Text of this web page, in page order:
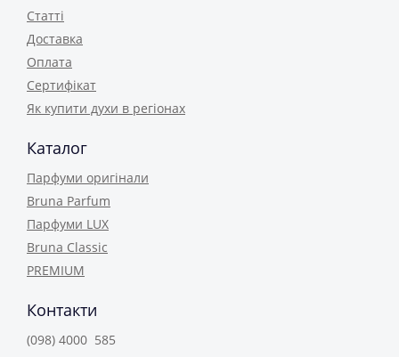
Статті
Доставка
Оплата
Сертифікат
Як купити духи в регіонах
Каталог
Парфуми оригінали
Bruna Parfum
Парфуми LUX
Bruna Classic
PREMIUM
Контакти
(098) 4000 585